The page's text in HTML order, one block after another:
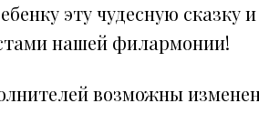
эту чудесную сказку
нашей филармонии!
возможны